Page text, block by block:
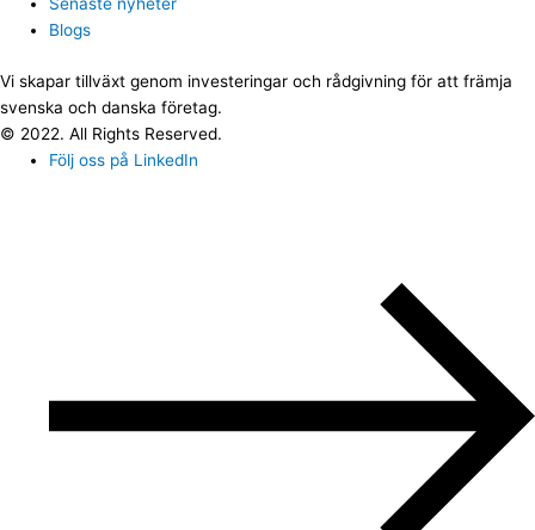
Senaste nyheter
Blogs
Vi skapar tillväxt genom investeringar och rådgivning för att främja
svenska och danska företag.
© 2022. All Rights Reserved.
Följ oss på LinkedIn